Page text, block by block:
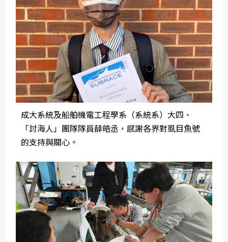
成大系統及船舶機電工程學系（系統系）大四、
「討海人」團隊隊員薛皓丞，感謝各界對虱目魚號
的支持與關心。